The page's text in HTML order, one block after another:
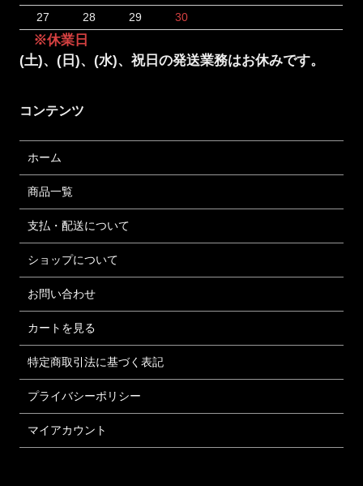
27
28 29 30
※休業日
(土)、(日)、(水)、祝日の発送業務はお休みです。
コンテンツ
ホーム
商品一覧
支払・配送について
ショップについて
お問い合わせ
カートを見る
特定商取引法に基づく表記
プライバシーポリシー
マイアカウント